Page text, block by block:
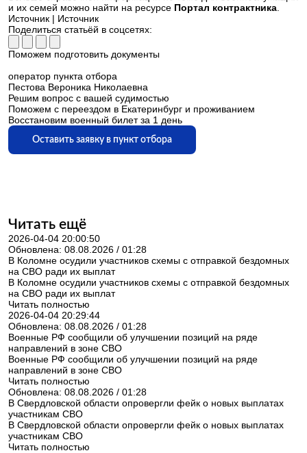
и их семей можно найти на ресурсе Портал контрактника
Источник | Источник
Поделиться статьёй в соцсетях:
Поможем подготовить документы
оператор пункта отбора
Пестова Вероника Николаевна
Решим вопрос с вашей судимостью
Поможем с переездом в Екатеринбург и проживанием
Восстановим военный билет за 1 день
Оставить заявку в пункт отбора
Читать ещё
2026-04-04 20:00:50
Обновлена: 08.08.2026 / 01:28
В Коломне осудили участников схемы с отправкой бездомных
на СВО ради их выплат
В Коломне осудили участников схемы с отправкой бездомных
на СВО ради их выплат
Читать полностью
2026-04-04 20:29:44
Обновлена: 08.08.2026 / 01:28
Военные РФ сообщили об улучшении позиций на ряде
направлений в зоне СВО
Военные РФ сообщили об улучшении позиций на ряде
направлений в зоне СВО
Читать полностью
Обновлена: 08.08.2026 / 01:28
В Свердловской области опровергли фейк о новых выплатах
участникам СВО
В Свердловской области опровергли фейк о новых выплатах
участникам СВО
Читать полностью